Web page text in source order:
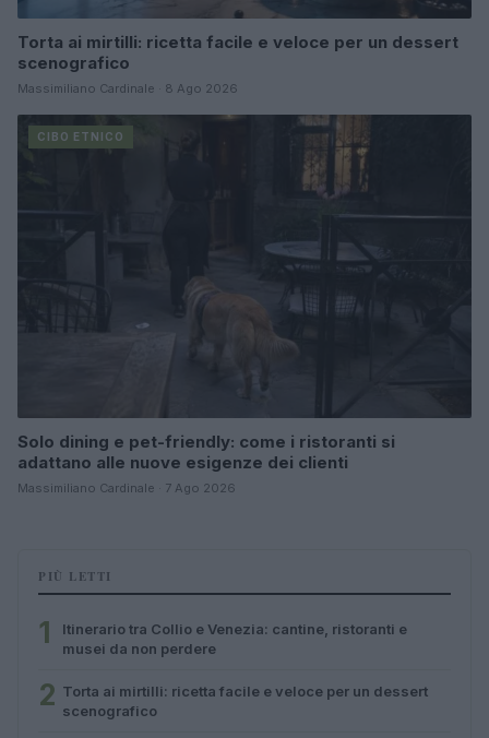
Torta ai mirtilli: ricetta facile e veloce per un dessert
scenografico
Massimiliano Cardinale · 8 Ago 2026
CIBO ETNICO
Solo dining e pet-friendly: come i ristoranti si
adattano alle nuove esigenze dei clienti
Massimiliano Cardinale · 7 Ago 2026
PIÙ LETTI
1
Itinerario tra Collio e Venezia: cantine, ristoranti e
musei da non perdere
2 Torta ai mirtilli: ricetta facile e veloce per un dessert
scenografico